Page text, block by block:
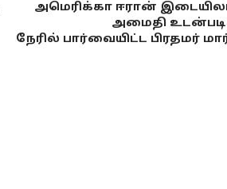
அமெரிக்கா ஈரான்
அமைதி
நேரில் பார்வையிட்ட பிரதமர்